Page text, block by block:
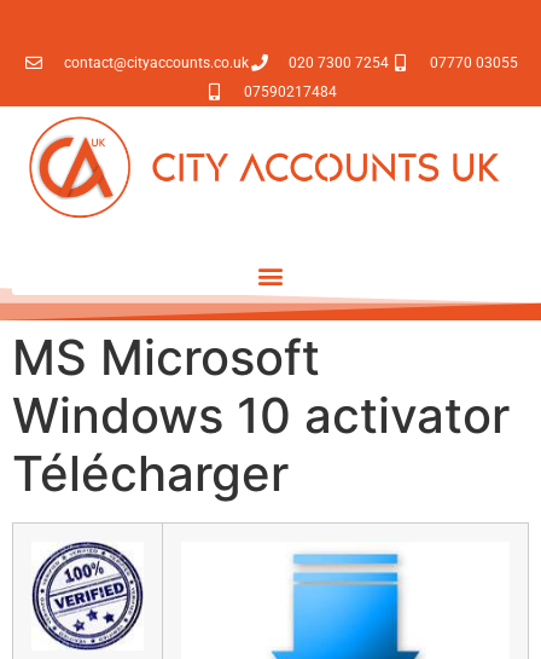
contact@cityaccounts.co.uk 020 7300 7254
07770 03055
07590217484
MS Microsoft
Windows 10 activator
Télécharger